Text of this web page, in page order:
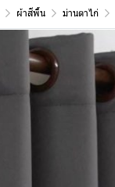
ผ้าสีพื้น ม่านตาไก่